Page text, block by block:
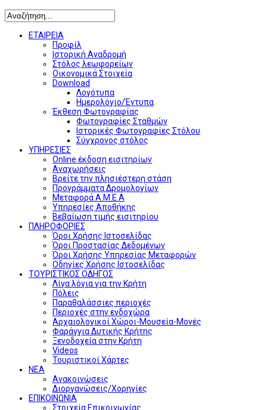
ΕΤΑΙΡΕΙΑ
Προφίλ
Ιστορική Αναδρομή
Στόλος λεωφορείων
Οικονομικά Στοιχεία
Download
Λογότυπα
Ημερολόγιο/Έντυπα
Έκθεση Φωτογραφίας
Φωτογραφίες Σταθμών
Ιστορικές Φωτογραφίες Στόλου
Σύγχρονος στόλος
ΥΠΗΡΕΣΙΕΣ
Online έκδοση εισιτηρίων
Αναχωρήσεις
Βρείτε την πλησιέστερη στάση
Προγράμματα Δρομολογίων
Μεταφορά Α.Μ.Ε.Α
Υπηρεσίες Αποθήκης
Βεβαίωση τιμής εισιτηρίου
ΠΛΗΡΟΦΟΡΙΕΣ
Όροι Χρήσης Ιστοσελίδας
Όροι Προστασίας Δεδομένων
Όροι Χρήσης Υπηρεσίας Μεταφορών
Οδηγίες Χρήσης Ιστοσελίδας
ΤΟΥΡΙΣΤΙΚΟΣ ΟΔΗΓΟΣ
Λίγα λόγια για την Κρήτη
Πόλεις
Παραθαλάσσιες περιοχές
Περιοχές στην ενδοχώρα
Αρχαιολογικοί Χώροι-Μουσεία-Μονές
Φαράγγια Δυτικής Κρήτης
Ξενοδοχεία στην Κρήτη
Videos
Τουριστικοί Χάρτες
ΝΕΑ
Ανακοινώσεις
Διοργανώσεις/Χορηγίες
ΕΠΙΚΟΙΝΩΝΙΑ
Στοιχεία Επικοινωνίας